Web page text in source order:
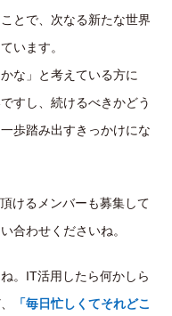
とで、次なる新たな世界
います。
な」と考えている方に
すし、続けるべきかどう
歩踏み出すきっかけにな
けるメンバーも募集して
合わせくださいね。
。IT活用したら何かしら
「毎日忙しくてそれどこ